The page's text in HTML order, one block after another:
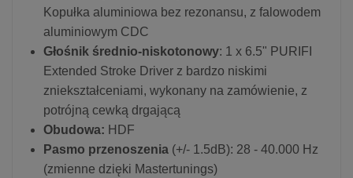
Kopułka aluminiowa bez rezonansu, z falowodem
aluminiowym CDC
Głośnik średnio-niskotonowy: 1 x 6.5" PURIFI
Extended Stroke Driver z bardzo niskimi
zniekształceniami, wykonany na zamówienie, z
potrójną cewką drgającą
Obudowa: HDF
Pasmo przenoszenia (+/- 1.5dB): 28 - 40.000 Hz
(zmienne dzięki Mastertunings)